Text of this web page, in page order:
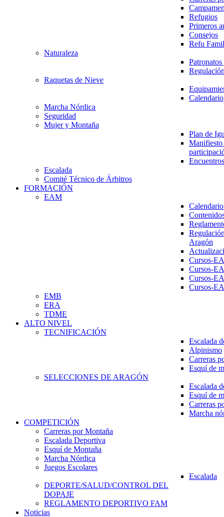
Refugios
Primeros
Consejos
Refu
Naturaleza
Raquetas de Nieve
Calendario
Marcha Nórdica
Seguridad
Mujer y Montaña
Plan de
Escalada
Comité Técnico de Árbitros
FORMACIÓN
EAM
Aragón
Cursos-
Cursos-
Cursos-
Cursos-
EMB
ERA
TDME
ALTO NIVEL
TECNIFICACIÓN
Escalada
Alpinismo
Carreras
Esquí de
SELECCIONES DE ARAGÓN
Escalada
Esquí de
Carreras
Marcha
COMPETICIÓN
Carreras por Montaña
Escalada Deportiva
Esquí de Montaña
Marcha Nórdica
Juegos Escolares
Escalada
DEPORTE/SALUD/CONTROL DEL
DOPAJE
REGLAMENTO DEPORTIVO FAM
Noticias